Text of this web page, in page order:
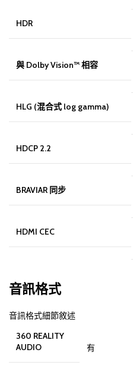
HDR
與 Dolby Vision™ 相容
HLG (混合式 log gamma)
HDCP 2.2
BRAVIAR 同步
HDMI CEC
音訊格式
音訊格式細節敘述
360 REALITY
AUDIO
有